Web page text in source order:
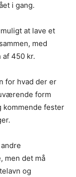
i gang.
at lave et
med
450 kr.
for hvad der er
form
kommende fester
men det må
og